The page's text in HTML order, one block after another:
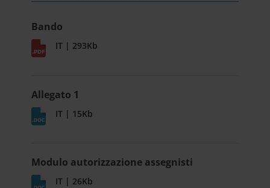
Bando
IT | 293Kb
Allegato 1
IT | 15Kb
Modulo autorizzazione assegnisti
IT | 26Kb